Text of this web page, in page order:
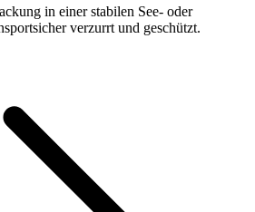
in einer stabilen See- oder
verzurrt und geschützt.